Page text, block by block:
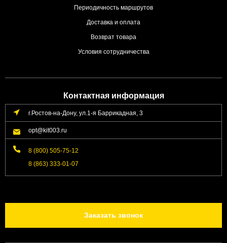
Периодичность маршрутов
Доставка и оплата
Возврат товара
Условия сотрудничества
Контактная информация
г.Ростов-на-Дону, ул.1-я Баррикадная, 3
opt@kit003.ru
8 (800) 505-75-12
8 (863) 333-01-07
Заказать звонок